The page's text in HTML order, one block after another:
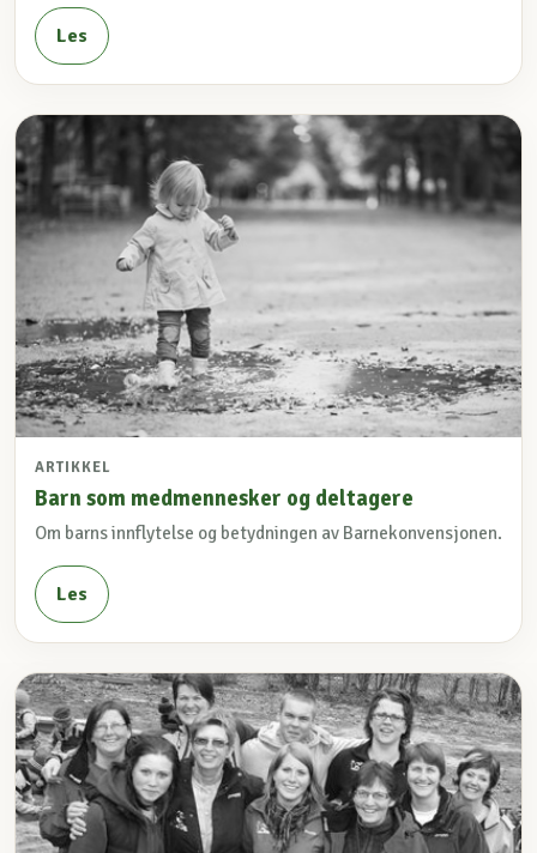
Les
ARTIKKEL
Barn som medmennesker og deltagere
Om barns innflytelse og betydningen av Barnekonvensjonen.
Les